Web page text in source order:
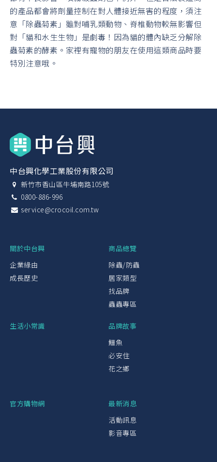
的產品都會將劑量控制在對人體接近無害的程度，須注
意「除蟲菊素」雖對哺乳類動物、脊椎動物較無影響但
對「貓和水生生物」是劇毒！因為貓的體內缺乏分解除
蟲菊素的酵素。家裡有寵物的朋友在使用這類商品時要
特別注意哦。
中台興化學工業股份有限公司
新竹市香山區牛埔南路105號
0800-886-996
service@crocoil.com.tw
關於中台興
企業緣由
成長歷史
商品總覽
除蟲/防蟲
居家類型
找品牌
蟲蟲專區
生活小常識
品牌故事
鱷魚
必安住
花之鄉
官方購物網
最新消息
活動訊息
影音專區